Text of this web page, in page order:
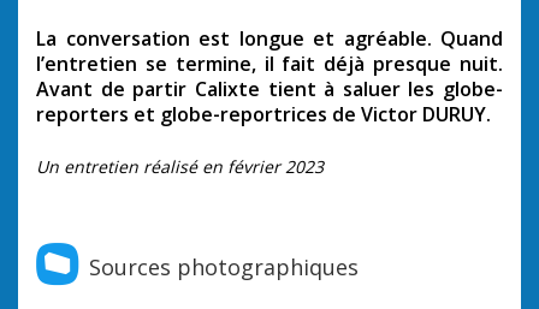
La conversation est longue et agréable. Quand
l’entretien se termine, il fait déjà presque nuit.
Avant de partir Calixte tient à saluer les globe-
reporters et globe-reportrices de Victor DURUY.
Un entretien réalisé en février 2023
Sources photographiques